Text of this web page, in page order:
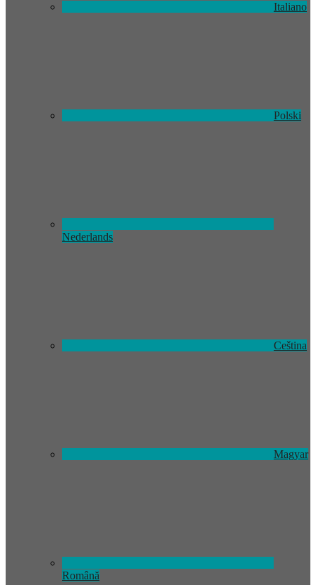
Italiano
Polski
Nederlands
Ceština
Magyar
Română